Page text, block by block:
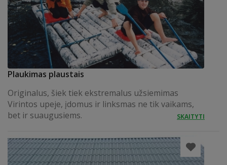
Plaukimas plaustais
Originalus, šiek tiek ekstremalus užsiemimas
Virintos upeje, įdomus ir linksmas ne tik vaikams,
bet ir suaugusiems.
SKAITYTI